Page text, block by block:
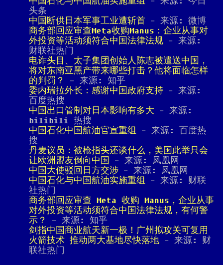
头条
中国断供日本军事工业遭斩首 - 来源: 微博
商务部回应审查Meta收购Manus：企业从事对
外投资等活动须符合中国法律法规 - 来源:
财联社热门
电诈头目、太子集团创始人陈志被遣送中国，
将对东南亚黑产带来哪些打击？他将面临怎样
的判罚？
- 来源: 知乎
委内瑞拉外长：感谢中国政府支持 - 来源:
百度热搜
中国出口管制对日本影响有多大 - 来源:
bilibili 热搜
中国石化中国航油官宣重组 - 来源: 百度热
搜
丹麦议员：被枪指头还谈什么，美国此举只会
让欧洲盟友倒向中国
- 来源: 凤凰网
中国大使驳回日方交涉 - 来源: 凤凰网
中国石化与中国航油实施重组 - 来源: 财联
社热门
商务部回应审查 Meta 收购 Manus，企业从事
对外投资等活动须符合中国法律法规，有何警
示？
- 来源: 知乎
剑指中国商业航天新一极！广州拟攻关可复用
火箭技术 推动两大基地尽快落地 - 来源: 财
联社热门